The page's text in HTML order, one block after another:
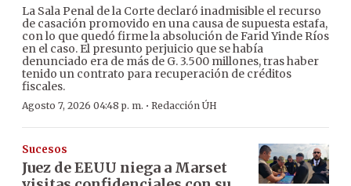
La Sala Penal de la Corte declaró inadmisible el recurso
de casación promovido en una causa de supuesta estafa,
con lo que quedó firme la absolución de Farid Yinde Ríos
en el caso. El presunto perjuicio que se había
denunciado era de más de G. 3.500 millones, tras haber
tenido un contrato para recuperación de créditos
fiscales.
Agosto 7, 2026 04:48 p. m. · Redacción ÚH
Sucesos
Juez de EEUU niega a Marset